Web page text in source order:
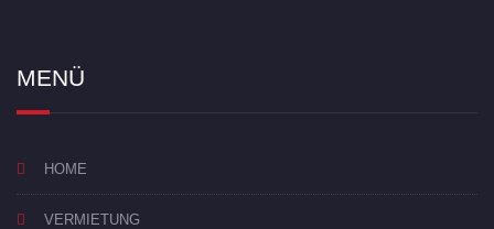
MENÜ
HOME
VERMIETUNG